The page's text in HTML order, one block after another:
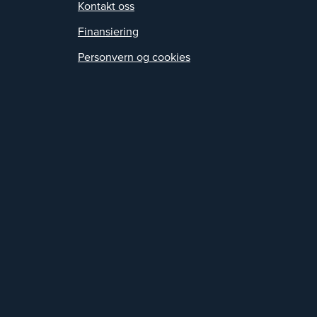
Kontakt oss
Finansiering
Personvern og cookies